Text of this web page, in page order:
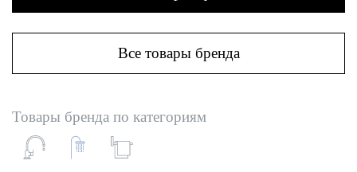
Все товары бренда
Товары бренда по категориям